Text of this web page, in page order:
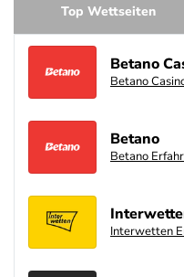
Top Wettseiten
Betano
Betano
Betano
Betano
Interwetten